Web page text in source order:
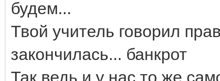
будем...
Твой учитель говорил
закончилась... банкрот
Так ведь и у нас то же